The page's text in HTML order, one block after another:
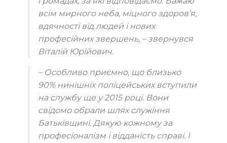
всім мирного неба, міцного здоров’я,
вдячності від людей і нових
професійних звершень, – звернувся
Віталій Юрійович.
– Особливо приємно, що близько
90% нинішніх поліцейських вступили
на службу ще у 2015 році. Вони
свідомо обрали шлях служіння
Батьківщині. Дякую кожному за
професіоналізм і відданість справі. І